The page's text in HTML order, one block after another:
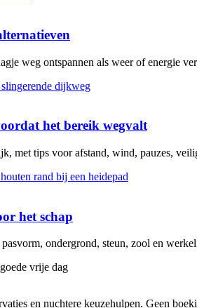
weg ontspannen als weer of energie
het bereik wegvalt
met tips voor afstand, wind, pauzes,
het schap
ondergrond, steun, zool en
vrije dag
en nuchtere keuzehulpen. Geen